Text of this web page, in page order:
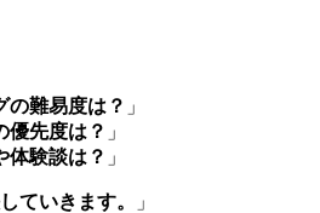
の難易度は？ 」
優先度は？ 」
体験談は？ 」
ていきます。 」